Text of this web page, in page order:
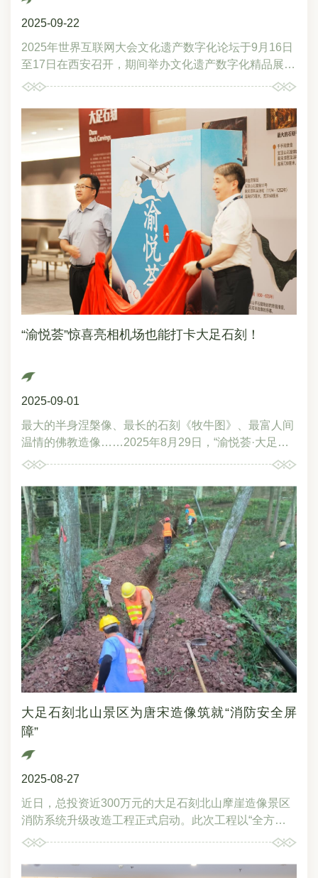
队，长期奋战在保护修复一线，致力于文物保护关键技
术联合攻关和文物病害系统治理，先后实施岩体加固、
水害治理、本体修复、保养维护等文物保护工程30余
伤、红外热成像等20余种现代科技检测手段，同时对传
统锚杆加固、翻模、髹漆贴金等技艺进行传承和创新，
有效遏制了大足石刻文物病害，为我国潮湿环境石窟寺
保护提供了可借鉴的成功经验。她讲道，正是文物工作
者们用指尖的细腻与坚守，执着专注、精益求精，使千
年文化遗产重焕光彩，这不仅体现了传统工艺与现代科
技的完美结合，也与本届大会弘扬的“执着专注、精益
求精、一丝不苟、追求卓越”的工匠精神高度契合。新
时代文化遗产保护，需要更多具有工匠精神的“她”力量
的加入。陈卉丽作主旨发言
2025-09-22
2025年世界互联网大会文化遗产数字化论坛于9月16日
至17日在西安召开，期间举办文化遗产数字化精品展。
作为“古建遗址类”数字化代表项目，“云游大足石刻”元宇
扫描、云端实时渲染和动态天气模拟等多项数字技术，
实现了大足石刻造像毫米级复原与8K高清呈现，用户可
通过手机、平板等设备沉浸式体验石刻艺术和四季景致
变化，还可参与互动活动，充分展现了我国文化遗产数
字化保护与创新利用的最新成果。2025世界互联网大会
文化遗产数字化论坛图2：“云游·大足石刻”展示现场大
足石刻工作人员介绍最新数字化成果点击下方链接，体
验《云游·大足石刻》元宇宙数字景区https://dz.haimacl
oud.com/login
“渝悦荟”惊喜亮相机场也能打卡大足石刻！
2025-09-01
最大的半身涅槃像、最长的石刻《牧牛图》、最富人间
温情的佛教造像……2025年8月29日，“渝悦荟·大足石
刻艺术展”于重庆江北机场国航休息室正式揭幕，以“大
验的沉浸之旅。本期展览聚焦大足石刻宝顶山、北山、
石篆山等精华龛窟，提炼出六大“之最”，从宏大题材到
细腻刻画，全面展现9-13世纪石窟艺术的巅峰水准。这
些“最”不仅代表古人的超凡技艺，更映射出一个时代的
精神追求与社会风貌。观众穿行其间，可透过图文并茂
的展陈，读懂大足石刻何以成为世界石窟艺术史上璀璨
的篇章。展览综合运用灯箱、高清复制品、影像等多种
方式，生动呈现华严三圣、水月观音、文殊菩萨等经典
造像。现场的专业讲解更让旅客在候机间隙，深入感知
大足石刻的艺术魅力与文化深度，获得广泛好评。本次
展览将延续至2027年，依托国航全球航线网络，大足石
刻正以更丰富多元的形式“飞”向世界，持续提升重庆文
术之韵与文化之美。
大足石刻北山景区为唐宋造像筑就“消防安全屏
障”
2025-08-27
近日，总投资近300万元的大足石刻北山摩崖造像景区
消防系统升级改造工程正式启动。此次工程以“全方
位、低干预”为原则，核心建设聚焦三大关键维度：一
步优化设备布局与供电保障，为整个消防系统打造稳